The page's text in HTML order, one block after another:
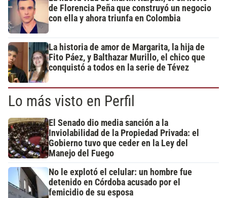
de Florencia Peña que construyó un negocio
con ella y ahora triunfa en Colombia
La historia de amor de Margarita, la hija de
Fito Páez, y Balthazar Murillo, el chico que
conquistó a todos en la serie de Tévez
Lo más visto en Perfil
El Senado dio media sanción a la
Inviolabilidad de la Propiedad Privada: el
Gobierno tuvo que ceder en la Ley del
Manejo del Fuego
No le explotó el celular: un hombre fue
detenido en Córdoba acusado por el
femicidio de su esposa